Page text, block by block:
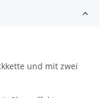
und mit zwei